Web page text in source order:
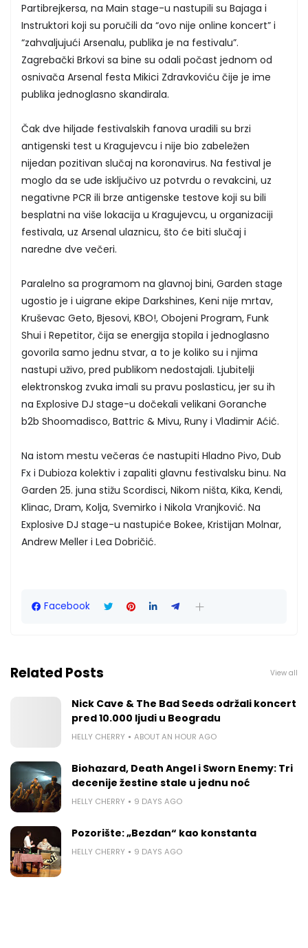
Partibrejkersa, na Main stage-u nastupili su Bajaga i
Instruktori koji su poručili da “ovo nije online koncert” i
“zahvaljujući Arsenalu, publika je na festivalu”.
Zagrebački Brkovi sa bine su odali počast jednom od
osnivača Arsenal festa Mikici Zdravkoviću čije je ime
publika jednoglasno skandirala.
Čak dve hiljade festivalskih fanova uradili su brzi
antigenski test u Kragujevcu i nije bio zabeležen
nijedan pozitivan slučaj na koronavirus. Na festival je
moglo da se uđe isključivo uz potvrdu o revakcini, uz
negativne PCR ili brze antigenske testove koji su bili
besplatni na više lokacija u Kragujevcu, u organizaciji
festivala, uz Arsenal ulaznicu, što će biti slučaj i
naredne dve večeri.
Paralelno sa programom na glavnoj bini, Garden stage
ugostio je i uigrane ekipe Darkshines, Keni nije mrtav,
Kruševac Geto, Bjesovi, KBO!, Obojeni Program, Funk
Shui i Repetitor, čija se energija stopila i jednoglasno
govorila samo jednu stvar, a to je koliko su i njima
nastupi uživo, pred publikom nedostajali. Ljubitelji
elektronskog zvuka imali su pravu poslasticu, jer su ih
na Explosive DJ stage-u dočekali velikani Goranche
b2b Shoomadisco, Battric & Mivu, Runy i Vladimir Aćić.
Na istom mestu večeras će nastupiti Hladno Pivo, Dub
Fx i Dubioza kolektiv i zapaliti glavnu festivalsku binu. Na
Garden 25. juna stižu Scordisci, Nikom ništa, Kika, Kendi,
Klinac, Dram, Kolja, Svemirko i Nikola Vranjković. Na
Explosive DJ stage-u nastupiće Bokee, Kristijan Molnar,
Andrew Meller i Lea Dobričić.
Facebook
Related Posts View all
Nick Cave & The Bad Seeds održali koncert
pred 10.000 ljudi u Beogradu
HELLY CHERRY ABOUT AN HOUR AGO
Biohazard, Death Angel i Sworn Enemy: Tri
decenije žestine stale u jednu noć
HELLY CHERRY 9 DAYS AGO
Pozorište: „Bezdan“ kao konstanta
HELLY CHERRY 9 DAYS AGO